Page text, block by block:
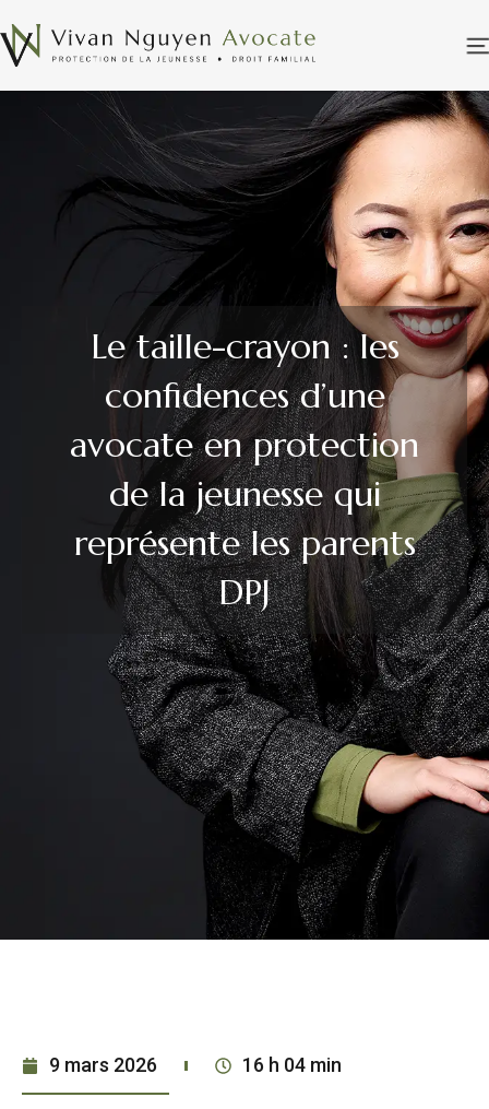
Le taille-crayon : les
confidences d’une
avocate en protection
de la jeunesse qui
représente les parents
DPJ
9 mars 2026 16 h 04 min